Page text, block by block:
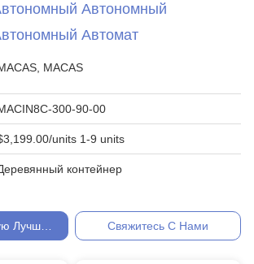
Автономный
Автомат
MACAS
300-90-00
units 1-9 units
контейнер
Лучшую Цену Свяжитесь С Нами